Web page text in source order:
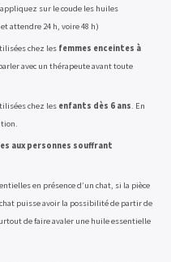
sur le coude les huiles
attendre 24 h, voire 48 h)
chez les femmes enceintes à
avec un thérapeute avant toute
chez les enfants dès 6 ans. En
aux personnes souffrant
en présence d’un chat, si la pièce
puisse avoir la possibilité de partir de
de faire avaler une huile essentielle